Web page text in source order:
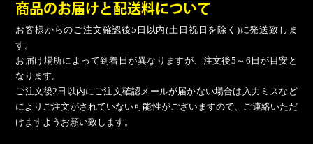
商品のお届けと配送料について
お客様からのご注文確認後5日以内(土日祝日を除く)に発送致しま
す。
お届け場所によって到着日が異なりますが、注文後5～6日が目安と
なります。
ご注文後2日以内にご注文確認メールが届かない場合は入力ミスなど
によりご注文がされていない可能性がございますので、ご連絡いただ
けますようお願い致します。